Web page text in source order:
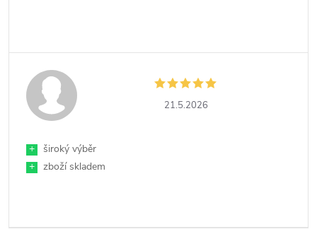
21.5.2026
+
široký výběr
+
zboží skladem